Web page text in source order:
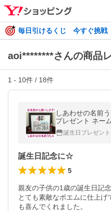
毎日引けるくじ 今すぐ挑戦
aoi********さんの商品
1 - 10件 / 18件
しあわせの名前
プレゼント ネー
親 還暦祝い 古希
前ポエム 名前歌)
誕生日プレゼント
誕生日記念に☆
5
親友の子供の1歳の誕生日記
とても素敵なポエムに仕上げ
も喜んでくれました。